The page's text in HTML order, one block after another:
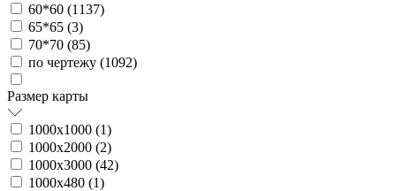
60*60 (1137)
65*65 (3)
70*70 (85)
по чертежу (1092)
Размер карты
1000х1000 (1)
1000х2000 (2)
1000х3000 (42)
1000х480 (1)